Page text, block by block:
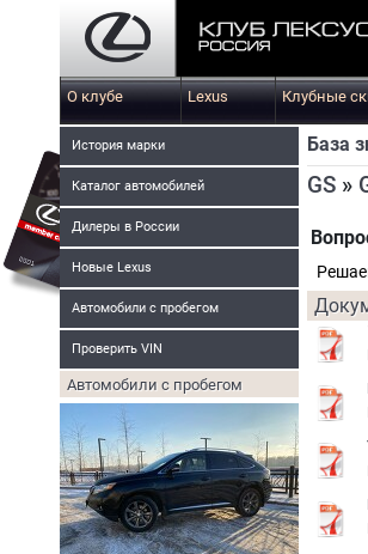
О клубе Lexus Клубные
История марки
Каталог автомобилей
Дилеры в России
Новые Lexus
Автомобили с пробегом
Проверить VIN
Автомобили с пробегом
База
GS»